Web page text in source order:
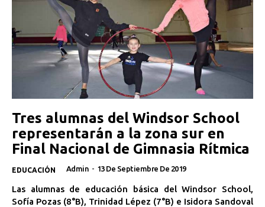
Tres alumnas del Windsor School
representarán a la zona sur en
Final Nacional de Gimnasia Rítmica
EDUCACIÓN Admin - 13 De Septiembre De 2019
Las alumnas de educación básica del Windsor School,
Sofía Pozas (8°B), Trinidad Lépez (7°B) e Isidora Sandoval